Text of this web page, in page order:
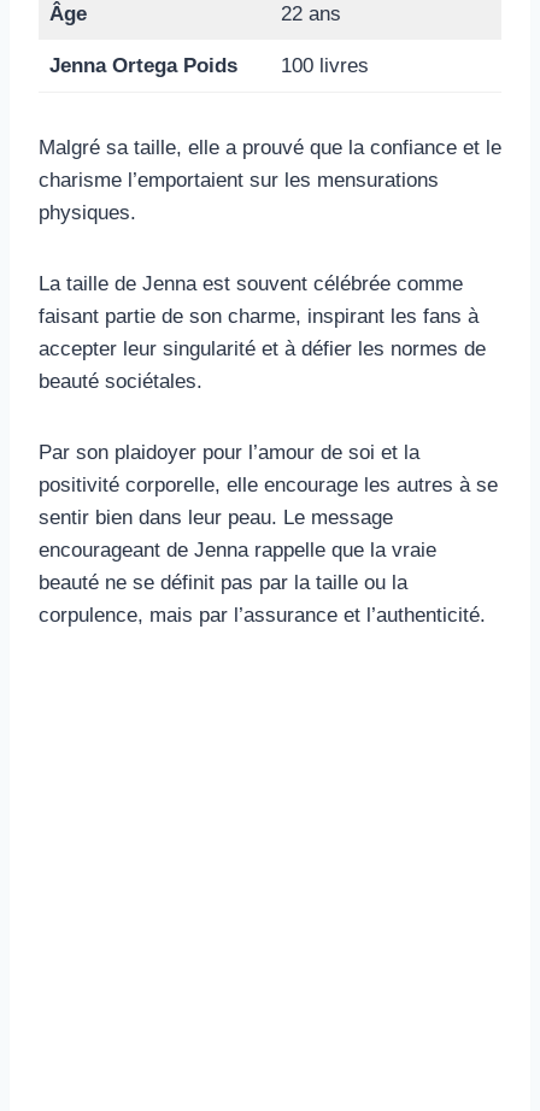
Âge 22 ans
Jenna Ortega Poids 100 livres
Malgré sa taille, elle a prouvé que la confiance et le
charisme l’emportaient sur les mensurations
physiques.
La taille de Jenna est souvent célébrée comme
faisant partie de son charme, inspirant les fans à
accepter leur singularité et à défier les normes de
beauté sociétales.
Par son plaidoyer pour l’amour de soi et la
positivité corporelle, elle encourage les autres à se
sentir bien dans leur peau. Le message
encourageant de Jenna rappelle que la vraie
beauté ne se définit pas par la taille ou la
corpulence, mais par l’assurance et l’authenticité.